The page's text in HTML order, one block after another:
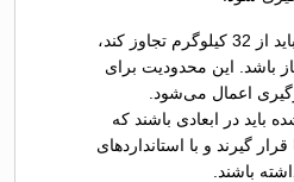
هر بسته بار نباید از 32 کیلوگرم تجاوز کند،
باشد. این محدودیت برای
اعمال می‌شود.
باید در ابعادی باشند که
گیرند و با استانداردهای
باشند.